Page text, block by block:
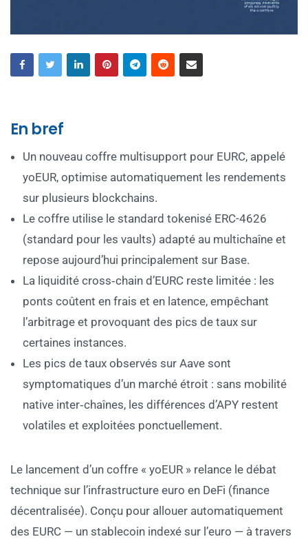
En bref
Un nouveau coffre multisupport pour EURC, appelé
yoEUR, optimise automatiquement les rendements
sur plusieurs blockchains.
Le coffre utilise le standard tokenisé ERC-4626
(standard pour les vaults) adapté au multichaîne et
repose aujourd’hui principalement sur Base.
La liquidité cross‑chain d’EURC reste limitée : les
ponts coûtent en frais et en latence, empêchant
l’arbitrage et provoquant des pics de taux sur
certaines instances.
Les pics de taux observés sur Aave sont
symptomatiques d’un marché étroit : sans mobilité
native inter‑chaînes, les différences d’APY restent
volatiles et exploitées ponctuellement.
Le lancement d’un coffre « yoEUR » relance le débat
technique sur l’infrastructure euro en DeFi (finance
décentralisée). Conçu pour allouer automatiquement
des EURC — un stablecoin indexé sur l’euro — à travers